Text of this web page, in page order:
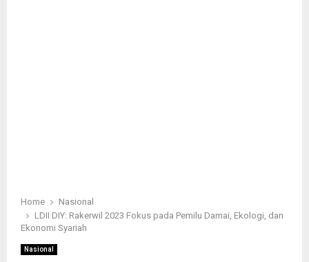
Home
Nasional
LDII DIY: Rakerwil 2023 Fokus pada Pemilu Damai, Ekologi, dan
Ekonomi Syariah
Nasional